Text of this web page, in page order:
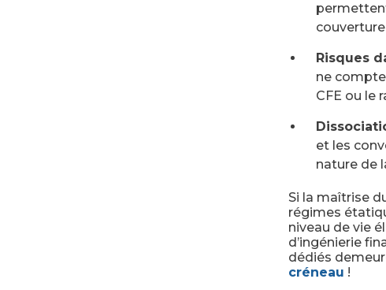
Risques
ne
CFE ou le
et les
nature de
Si la maîtrise
régimes
niveau de vie
d’ingénierie
dédiés
créneau !